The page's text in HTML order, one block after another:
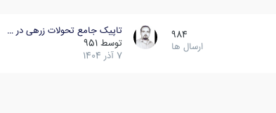
984
ارسال ها
تاپیک جامع تحولات زرهی در …
توسط 951
7 آذر 1404